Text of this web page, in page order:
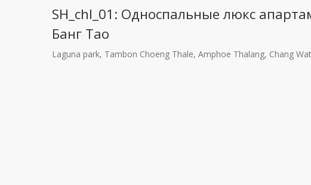
SH_chl_01: Односпальные люкс
Банг Тао
Laguna park, Tambon Choeng Thale, Amphoe Thalang, Chang